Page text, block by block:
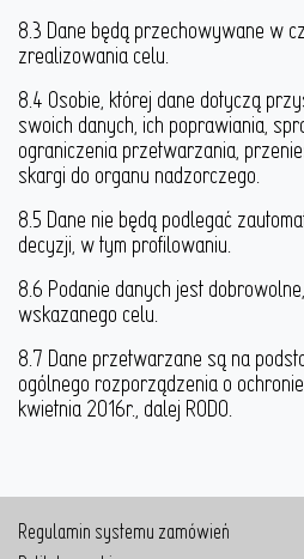
8.3 Dane będą przechowywane w
zrealizowania celu.
8.4 Osobie, której dane dotyczą
swoich danych, ich poprawiania,
ograniczenia przetwarzania,
skargi do organu nadzorczego.
8.5 Dane nie będą podlegać
decyzji, w tym profilowaniu.
8.6 Podanie danych jest
wskazanego celu.
8.7 Dane przetwarzane są na
ogólnego rozporządzenia o
kwietnia 2016r., dalej RODO.
Regulamin systemu zamówień